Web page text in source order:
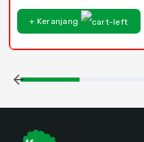
+ Keranjang